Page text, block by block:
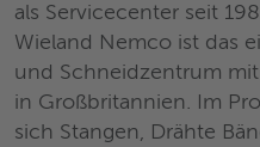
als Servicecenter seit
Wieland Nemco ist das
und Schneidzentrum
in Großbritannien. Im
sich Stangen, Drähte